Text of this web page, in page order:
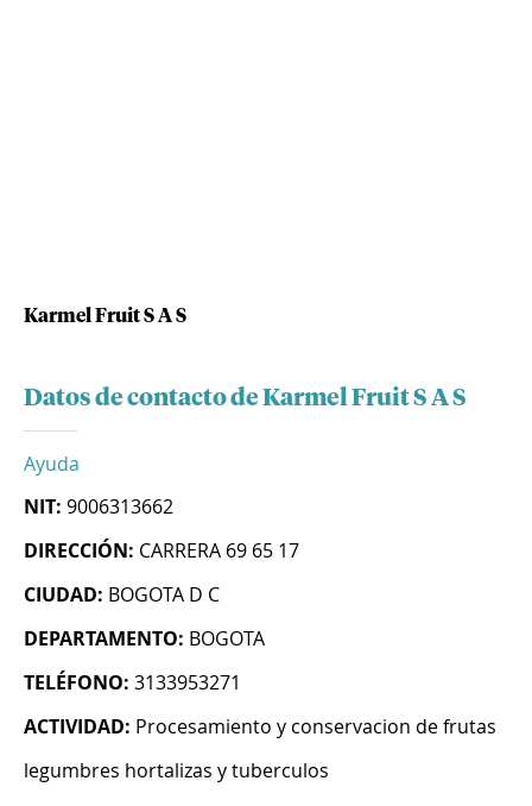
Karmel Fruit S A S
Datos de contacto de Karmel Fruit S A S
Ayuda
NIT: 9006313662
DIRECCIÓN: CARRERA 69 65 17
CIUDAD: BOGOTA D C
DEPARTAMENTO: BOGOTA
TELÉFONO: 3133953271
ACTIVIDAD: Procesamiento y conservacion de frutas
legumbres hortalizas y tuberculos